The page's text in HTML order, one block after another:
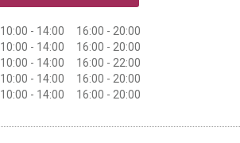
10:00 - 14:00 16:00 - 20:00
10:00 - 14:00 16:00 - 20:00
10:00 - 14:00 16:00 - 22:00
10:00 - 14:00 16:00 - 20:00
10:00 - 14:00 16:00 - 20:00